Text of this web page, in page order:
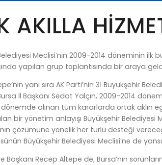
AKILLA
Meclisi’nin 2009-2014 döneminin ilk
yapılan grup toplantısında bir araya
yanı sıra AK Parti’nin 31 Büyükşehir
İl Başkanı Sedat Yalçın, 2009-2014
dönemde alınan tüm kararlarda ortak aklın
bir yönetim anlayışı Büyükşehir Belediyesi
çözümüne yönelik her türlü desteği
Büyükşehir Belediyesi Meclisi’ne de
Başkanı Recep Altepe de, Bursa’nın